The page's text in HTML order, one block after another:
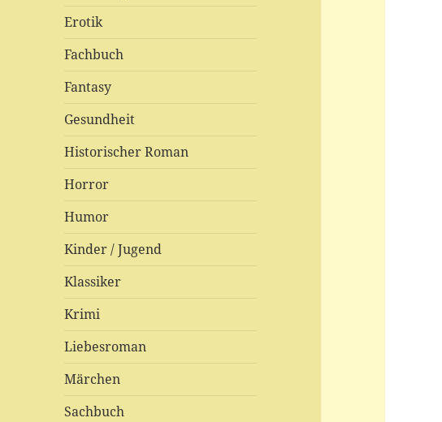
Erotik
Fachbuch
Fantasy
Gesundheit
Historischer Roman
Horror
Humor
Kinder / Jugend
Klassiker
Krimi
Liebesroman
Märchen
Sachbuch